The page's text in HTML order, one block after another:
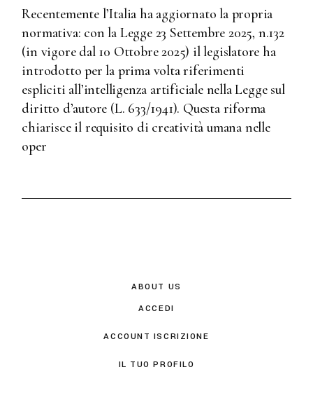
Recentemente l’Italia ha aggiornato la propria
normativa: con la Legge 23 Settembre 2025, n.132
(in vigore dal 10 Ottobre 2025) il legislatore ha
introdotto per la prima volta riferimenti
espliciti all’intelligenza artificiale nella Legge sul
diritto d’autore (L. 633/1941). Questa riforma
chiarisce il requisito di creatività umana nelle
oper
ABOUT US
ACCEDI
ACCOUNT ISCRIZIONE
IL TUO PROFILO